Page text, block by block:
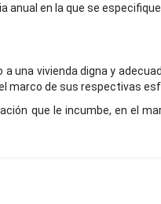
anual en la que se
una vivienda digna y
marco de sus respectivas
que le incumbe, en el